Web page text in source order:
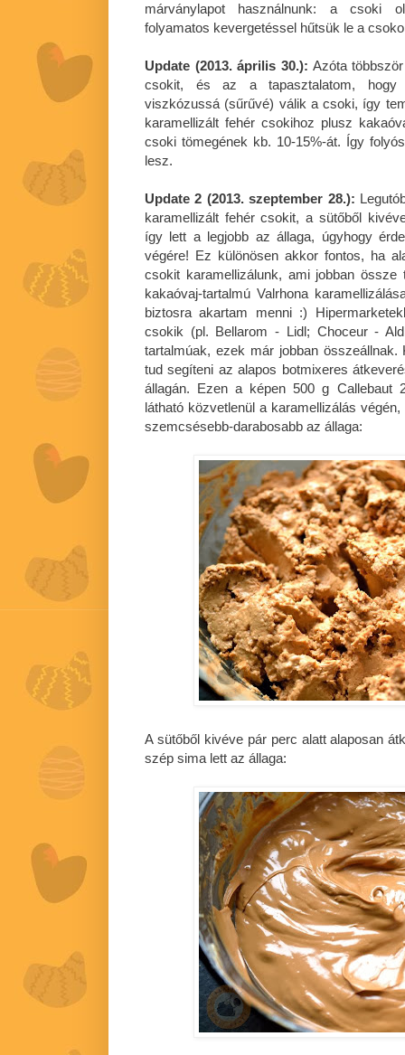
márványlapot használnunk: a csoki
folyamatos kevergetéssel hűtsük le a
Update (2013. április 30.): Azóta
csokit, és az a tapasztalatom, hogy
viszkózussá (sűrűvé) válik a csoki, így
karamellizált fehér csokihoz plusz
csoki tömegének kb. 10-15%-át. Így
lesz.
Update 2 (2013. szeptember 28.):
karamellizált fehér csokit, a sütőből
így lett a legjobb az állaga, úgyhogy
végére! Ez különösen akkor fontos, ha
csokit karamellizálunk, ami jobban
kakaóvaj-tartalmú Valrhona
biztosra akartam menni :)
csokik (pl. Bellarom - Lidl; Choceur -
tartalmúak, ezek már jobban
tud segíteni az alapos botmixeres
állagán. Ezen a képen 500 g Callebaut
látható közvetlenül a karamellizálás
szemcsésebb-darabosabb az állaga:
A sütőből kivéve pár perc alatt alaposan
szép sima lett az állaga: